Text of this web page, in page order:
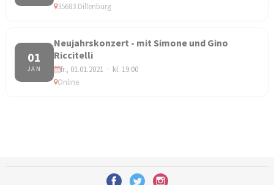
35683 Dillenburg
01
JAN
Neujahrskonzert - mit Simone und Gino
Riccitelli
fr., 01.01.2021 · kl. 19:00
Online